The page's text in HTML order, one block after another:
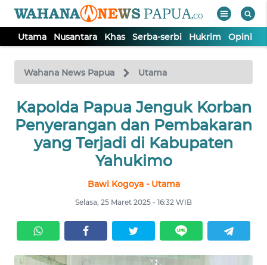
Utama Nusantara Khas Serba-serbi Hukrim Opini
Wahana News Papua Utama
Kapolda Papua Jenguk Korban
Penyerangan dan Pembakaran
yang Terjadi di Kabupaten
Yahukimo
Bawi Kogoya - Utama
Selasa, 25 Maret 2025 - 16:32 WIB
TV
Tutup
UTAMA
NUSANTARA
SERBI
HUKRIM